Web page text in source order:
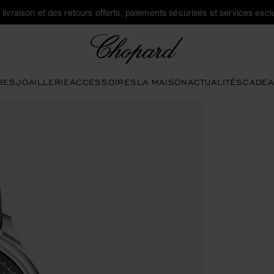
livraison et des retours offerts, paiements sécurisés et services
JOAILLERIEACCESSOIRESLA MAISONACTUALITÉS